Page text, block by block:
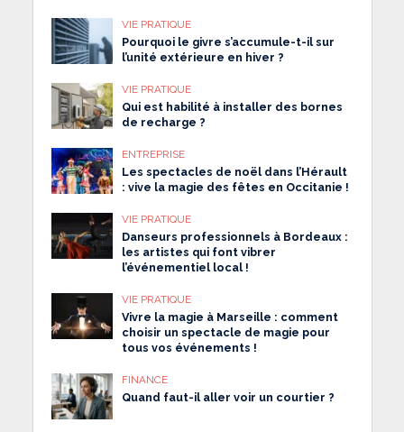
VIE PRATIQUE
Pourquoi le givre s’accumule-t-il sur
l’unité extérieure en hiver ?
VIE PRATIQUE
Qui est habilité à installer des bornes
de recharge ?
ENTREPRISE
Les spectacles de noël dans l’Hérault
: vive la magie des fêtes en Occitanie !
VIE PRATIQUE
Danseurs professionnels à Bordeaux :
les artistes qui font vibrer
l’événementiel local !
VIE PRATIQUE
Vivre la magie à Marseille : comment
choisir un spectacle de magie pour
tous vos événements !
FINANCE
Quand faut-il aller voir un courtier ?